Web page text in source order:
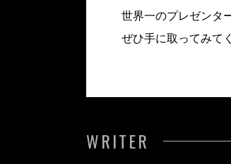
世界一のプレゼンタ
ぜひ手に取ってみて
WRITER